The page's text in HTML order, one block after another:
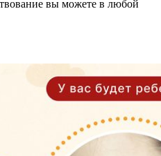
вы можете в любой